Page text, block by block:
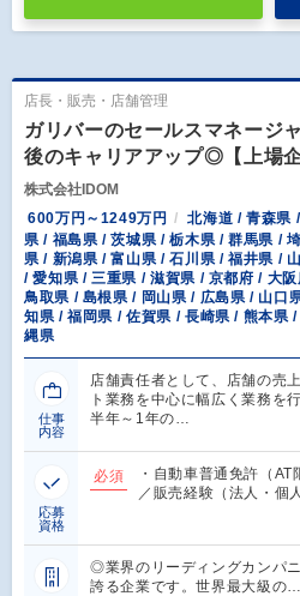
店長・販売・店舗管理
ガリバーのセールスマネージ
後のキャリアアップ◎【上場
株式会社IDOM
600万円～1249万円
北海道 / 青森県
県 / 福島県 / 茨城県 / 栃木県 / 群馬県 /
県 / 新潟県 / 富山県 / 石川県 / 福井県 /
/ 愛知県 / 三重県 / 滋賀県 / 京都府 / 大
鳥取県 / 島根県 / 岡山県 / 広島県 / 山口
知県 / 福岡県 / 佐賀県 / 長崎県 / 熊本県
縄県
仕事
内容
店舗責任者として、店舗の売
ト業務を中心に幅広く業務を
半年～1年の…
応募
資格
必須
・自動車普通免許（
／販売経験（法人・個
◎業界のリーディングカンパ
誇る企業です。世界最大級の…